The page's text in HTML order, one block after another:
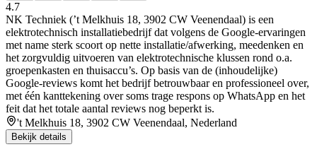
4.7
NK Techniek (’t Melkhuis 18, 3902 CW Veenendaal) is een
elektrotechnisch installatiebedrijf dat volgens de Google-ervaringen
met name sterk scoort op nette installatie/afwerking, meedenken en
het zorgvuldig uitvoeren van elektrotechnische klussen rond o.a.
groepenkasten en thuisaccu’s. Op basis van de (inhoudelijke)
Google-reviews komt het bedrijf betrouwbaar en professioneel over,
met één kanttekening over soms trage respons op WhatsApp en het
feit dat het totale aantal reviews nog beperkt is.
't Melkhuis 18, 3902 CW Veenendaal, Nederland
Bekijk details